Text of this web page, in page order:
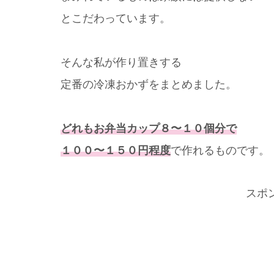
とこだわっています。
そんな私が作り置きする
定番の冷凍おかずをまとめました。
どれもお弁当カップ８〜１０個分で
１００〜１５０円程度で作れるものです。
スポ